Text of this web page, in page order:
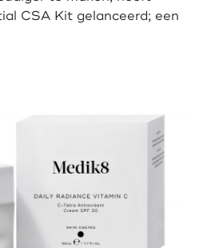
CSA Kit gelanceerd; een